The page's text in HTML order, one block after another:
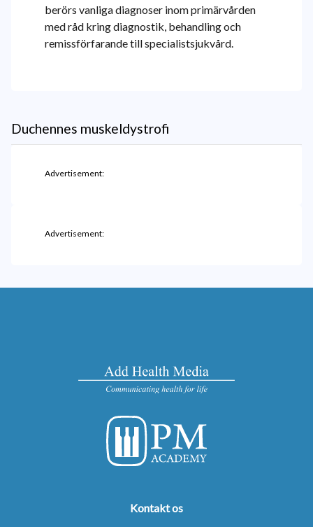
berörs vanliga diagnoser inom primärvården
med råd kring diagnostik, behandling och
remissförfarande till specialistsjukvård.
Duchennes muskeldystrofi
Advertisement:
Advertisement:
Kontakt os